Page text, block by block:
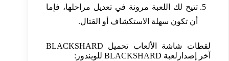
تتيح لك اللعبة مرونة في تعديل مراحلها، فإما
أن تكون سهلة الاستكشاف أو القتال.
لقطات شاشة الألعاب تحميل BLACKSHARD
آخر إصدارلعبة BLACKSHARD للويندوز: